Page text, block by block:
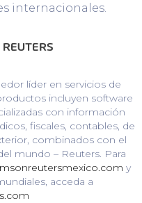
internacionales.
líder en servicios de
incluyen software
con información
fiscales, contables, de
combinados con el
mundo – Reuters. Para
y
acceda a